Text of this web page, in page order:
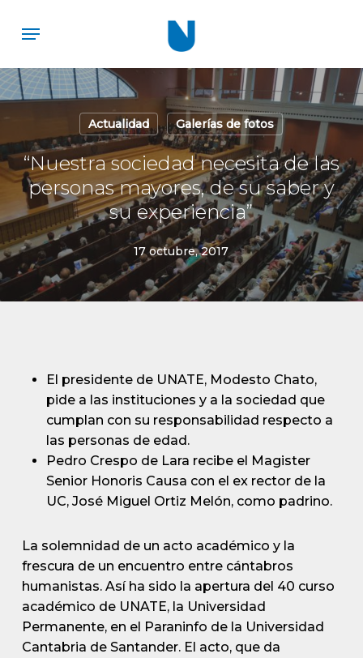
content
Menu
Actualidad Galerías de fotos
“Nuestra sociedad necesita de las
personas mayores, de su saber y
su experiencia”
17 octubre, 2017
El presidente de UNATE, Modesto Chato,
pide a las instituciones y a la sociedad que
cumplan con su responsabilidad respecto a
las personas de edad.
Pedro Crespo de Lara recibe el Magister
Senior Honoris Causa con el ex rector de la
UC, José Miguel Ortiz Melón, como padrino.
La solemnidad de un acto académico y la
frescura de un encuentro entre cántabros
humanistas. Así ha sido la apertura del 40 curso
académico de UNATE, la Universidad
Permanente, en el Paraninfo de la Universidad
Cantabria de Santander. El acto, que da